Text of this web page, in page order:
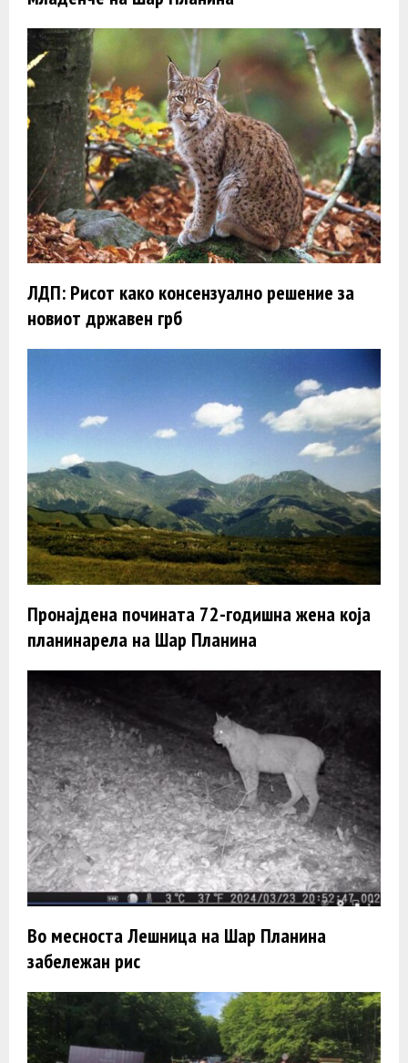
ЛДП: Рисот како консензуално решение за
новиот државен грб
Пронајдена почината 72-годишна жена која
планинарела на Шар Планина
Во месноста Лешница на Шар Планина
забележан рис